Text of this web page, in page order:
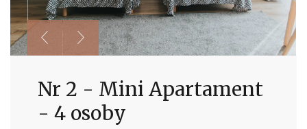
Nr 2 - Mini Apartament
- 4 osoby